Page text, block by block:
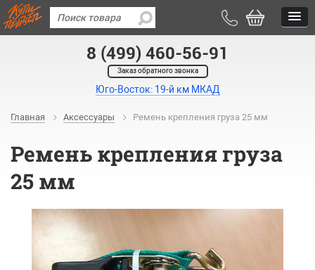
8 (499) 460-56-91
Заказ обратного звонка
Юго-Восток: 19-й км МКАД
Главная Аксессуары Ремень крепления груза 25 мм
Ремень крепления груза
25 мм